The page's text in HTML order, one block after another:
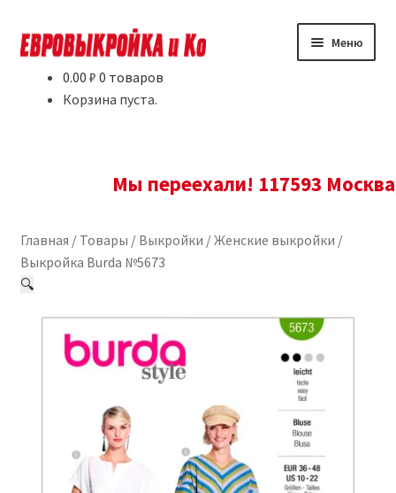
Перейти
к
навигации
Перейти
к
содержимому
Меню
Где купить?
О нас
0.00 ₽ 0 товаров
Корзина пуста.
Мы переехали! 117593 Москва,
Главная / Товары / Выкройки /Женские выкройки /
Выкройка Burda №5673
🔍